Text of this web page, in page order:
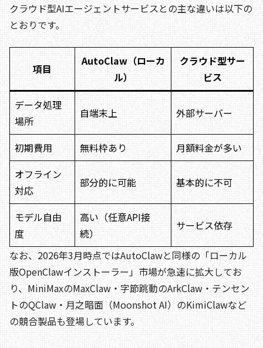
クラウド型AIエージェントサービスとの主な違いは以下の
とおりです。
項目
AutoClaw（ローカ
ル）
クラウド型サー
ビス
データ処理
場所
自端末上 外部サーバー
初期費用 無料枠あり
月額料金が多い
オフライン
対応
部分的に可能 基本的に不可
モデル自由
度
高い（任意API接
続）
サービス依存
なお、2026年3月時点ではAutoClawと同様の「ローカル
版OpenClawインストーラー」市場が急速に拡大してお
り、MiniMaxのMaxClaw・字節跳動のArkClaw・テンセン
トのQClaw・月之暗面（Moonshot AI）のKimiClawなど
の競合製品も登場しています。